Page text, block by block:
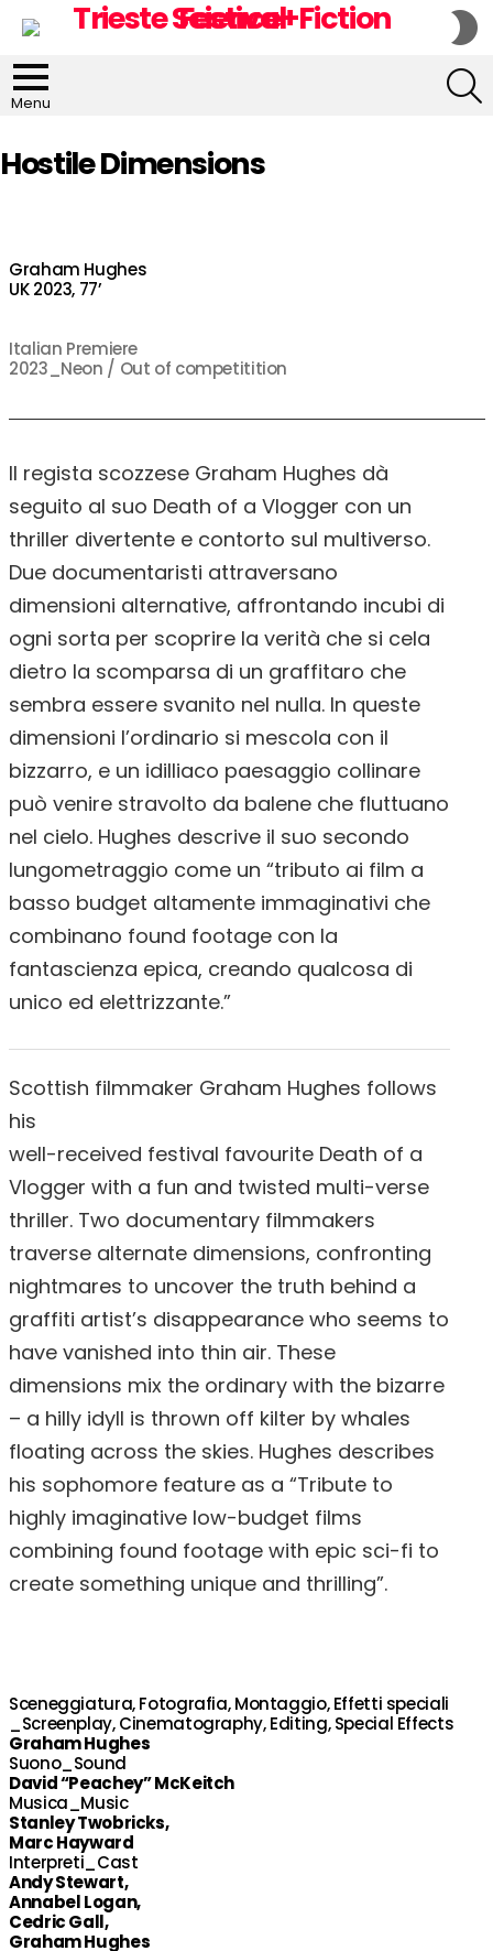
Menu
Hostile Dimensions
Graham Hughes
UK 2023, 77’
Italian Premiere
2023_Neon / Out of competitition
Il regista scozzese Graham Hughes dà
seguito al suo Death of a Vlogger con un
thriller divertente e contorto sul multiverso.
Due documentaristi attraversano
dimensioni alternative, affrontando incubi di
ogni sorta per scoprire la verità che si cela
dietro la scomparsa di un graffitaro che
sembra essere svanito nel nulla. In queste
dimensioni l’ordinario si mescola con il
bizzarro, e un idilliaco paesaggio collinare
può venire stravolto da balene che fluttuano
nel cielo. Hughes descrive il suo secondo
lungometraggio come un “tributo ai film a
basso budget altamente immaginativi che
combinano found footage con la
fantascienza epica, creando qualcosa di
unico ed elettrizzante.”
Scottish filmmaker Graham Hughes follows
his
well-received festival favourite Death of a
Vlogger with a fun and twisted multi-verse
thriller. Two documentary filmmakers
traverse alternate dimensions, confronting
nightmares to uncover the truth behind a
graffiti artist’s disappearance who seems to
have vanished into thin air. These
dimensions mix the ordinary with the bizarre
– a hilly idyll is thrown off kilter by whales
floating across the skies. Hughes describes
his sophomore feature as a “Tribute to
highly imaginative low-budget films
combining found footage with epic sci-fi to
create something unique and thrilling”.
Sceneggiatura, Fotografia, Montaggio, Effetti speciali
_Screenplay, Cinematography, Editing, Special Effects
Graham Hughes
Suono_Sound
David “Peachey” McKeitch
Musica_Music
Stanley Twobricks,
Marc Hayward
Interpreti_Cast
Andy Stewart,
Annabel Logan,
Cedric Gall,
Graham Hughes